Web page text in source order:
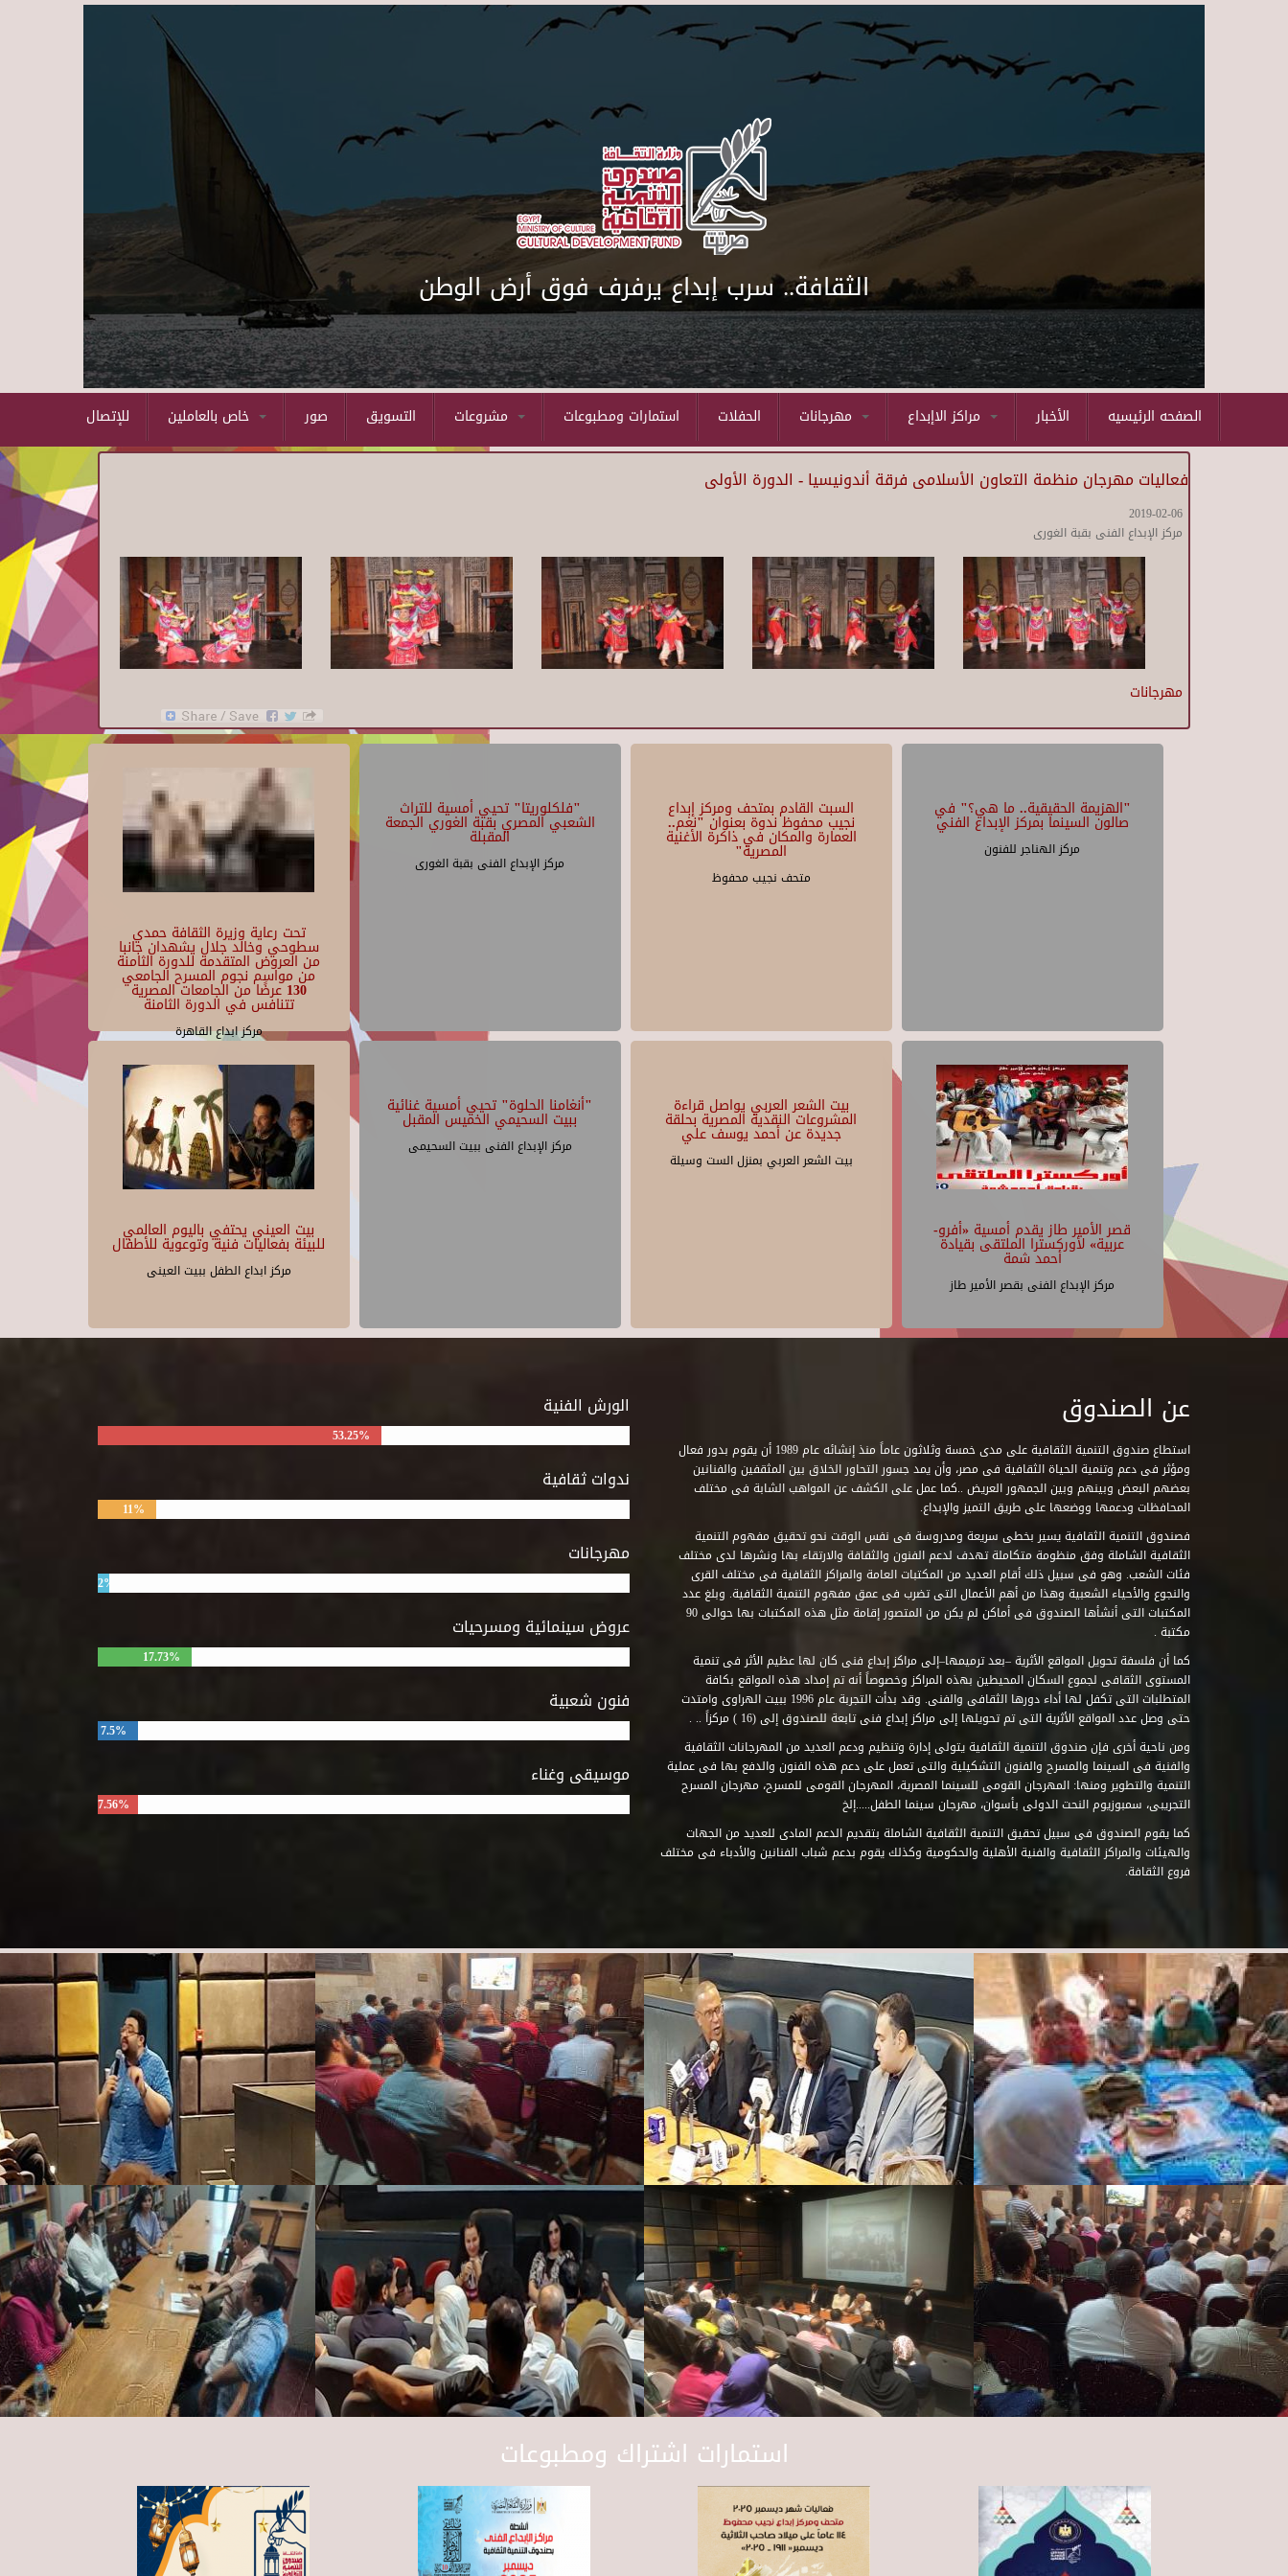
Skip to main content
الثقافة.. سرب إبداع يرفرف فوق أرض الوطن
للإتصال صور التسويق استمارات ومطبوعات الحفلات الأخبار الصفحه الرئيسيه
فعاليات مهرجان منظمة التعاون الأسلامى فرقة أندونيسيا - الدورة الأولى
2019-02-06
مركز الإبداع الفنى بقبة الغورى
مهرجانات
تحت رعاية وزيرة الثقافة حمدي
سطوحي وخالد جلال يشهدان جانبا
من العروض المتقدمة للدورة الثامنة
من مواسم نجوم المسرح الجامعي
130 عرضًا من الجامعات المصرية
تتنافس في الدورة الثامنة
مركز ابداع القاهرة
"فلكلوريتا" تحيي أمسية للتراث
الشعبي المصري بقبة الغوري الجمعة
المقبلة
مركز الإبداع الفنى بقبة الغورى
السبت القادم بمتحف ومركز إبداع
نجيب محفوظ ندوة بعنوان "نغم..
العمارة والمكان في ذاكرة الأغنية
المصرية"
متحف نجيب محفوظ
"الهزيمة الحقيقية.. ما هي؟" في
صالون السينما بمركز الإبداع الفني
مركز الهناجر للفنون
بيت العيني يحتفي باليوم العالمي
للبيئة بفعاليات فنية وتوعوية للأطفال
مركز ابداع الطفل ببيت العينى
"أنغامنا الحلوة" تحيي أمسية غنائية
ببيت السحيمي الخميس المقبل
مركز الإبداع الفنى ببيت السحيمى
بيت الشعر العربي يواصل قراءة
المشروعات النقدية المصرية بحلقة
جديدة عن أحمد يوسف علي
بيت الشعر العربي بمنزل الست وسيلة
قصر الأمير طاز يقدم أمسية «أفرو-
عربية» لأوركسترا الملتقى بقيادة
أحمد شمة
مركز الإبداع الفنى بقصر الأمير طاز
الورش الفنية
53.25%
ندوات ثقافية
11%
مهرجانات
2%
عروض سينمائية ومسرحيات
17.73%
فنون شعبية
7.5%
موسيقى وغناء
7.56%
عن الصندوق
استطاع صندوق التنمية الثقافية على مدى خمسة وثلاثون عاماً منذ إنشائه عام 1989 أن يقوم بدور فعال
ومؤثر فى دعم وتنمية الحياة الثقافية فى مصر، وأن يمد جسور التحاور الخلاق بين المثقفين والفنانين
بعضهم البعض وبينهم وبين الجمهور العريض ..كما عمل على الكشف عن المواهب الشابة فى مختلف
المحافظات ودعمها ووضعها على طريق التميز والإبداع.
فصندوق التنمية الثقافية يسير بخطى سريعة ومدروسة فى نفس الوقت نحو تحقيق مفهوم التنمية
الثقافية الشاملة وفق منظومة متكاملة تهدف لدعم الفنون والثقافة والارتقاء بها ونشرها لدى مختلف
فئات الشعب. وهو فى سبيل ذلك أقام العديد من المكتبات العامة والمراكز الثقافية فى مختلف القرى
والنجوع والأحياء الشعبية وهذا من أهم الأعمال التى تضرب فى عمق مفهوم التنمية الثقافية. وبلغ عدد
المكتبات التى أنشأها الصندوق فى أماكن لم يكن من المتصور إقامة مثل هذه المكتبات بها حوالى 90
مكتبة .
كما أن فلسفة تحويل المواقع الأثرية –بعد ترميمها–إلى مراكز إبداع فنى كان لها عظيم الأثر فى تنمية
المستوى الثقافى لجموع السكان المحيطين بهذه المراكز وخصوصاً أنه تم إمداد هذه المواقع بكافة
المتطلبات التى تكفل لها أداء دورها الثقافى والفنى. وقد بدأت التجربة عام 1996 ببيت الهراوى وامتدت
حتى وصل عدد المواقع الأثرية التى تم تحويلها إلى مراكز إبداع فنى تابعة للصندوق إلى (16 ) مركزاً .. .
ومن ناحية أخرى فإن صندوق التنمية الثقافية يتولى إدارة وتنظيم ودعم العديد من المهرجانات الثقافية
والفنية فى السينما والمسرح والفنون التشكيلية والتى تعمل على دعم هذه الفنون والدفع بها فى عملية
التنمية والتطوير ومنها: المهرجان القومى للسينما المصرية، المهرجان القومى للمسرح، مهرجان المسرح
التجريبى، سمبوزيوم النحت الدولى بأسوان، مهرجان سينما الطفل.....إلخ
كما يقوم الصندوق فى سبيل تحقيق التنمية الثقافية الشاملة بتقديم الدعم المادى للعديد من الجهات
والهيئات والمراكز الثقافية والفنية الأهلية والحكومية وكذلك يقوم بدعم شباب الفنانين والأدباء فى مختلف
فروع الثقافة.
استمارات اشتراك ومطبوعات